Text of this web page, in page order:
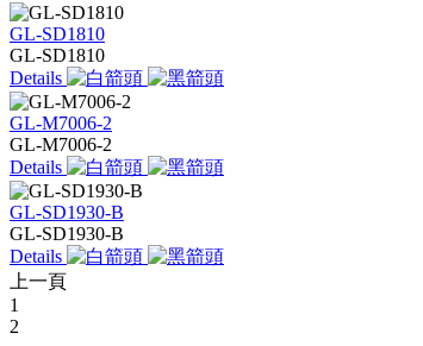
GL-SD1810
GL-SD1810
Details
GL-M7006-2
GL-M7006-2
Details
GL-SD1930-B
GL-SD1930-B
Details
上一頁
1
2